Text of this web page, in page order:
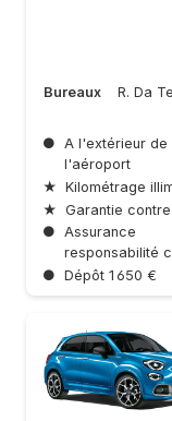
Bureaux R. Da
● A l'extérieur de
l'aéroport
★ Kilométrage
★ Garantie
● Assurance
responsabilité
● Dépôt 1 650 €